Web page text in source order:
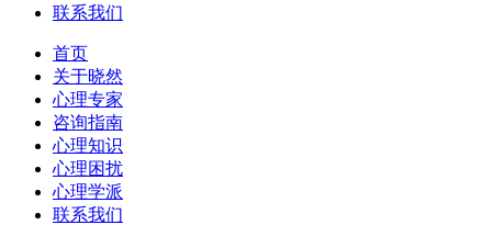
联系我们
首页
关于晓然
心理专家
咨询指南
心理知识
心理困扰
心理学派
联系我们